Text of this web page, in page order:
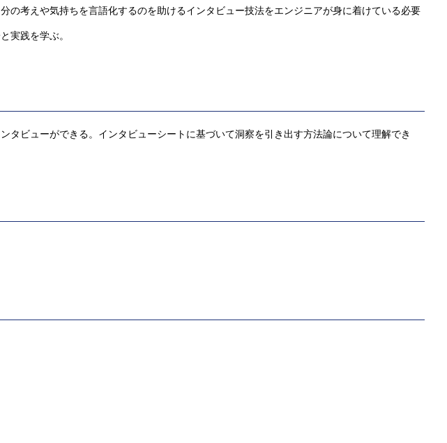
考えや気持ちを言語化するのを助けるインタビュー技法をエンジニアが身に着けている必要
実践を学ぶ。
ビューができる。インタビューシートに基づいて洞察を引き出す方法論について理解でき